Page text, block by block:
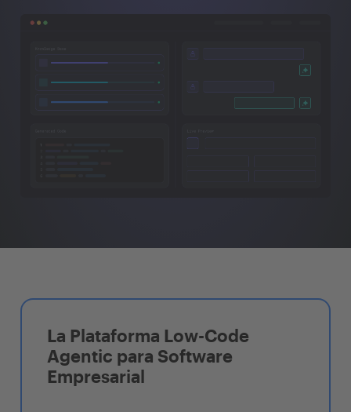
La Plataforma Low-Code
Agentic para Software
Empresarial